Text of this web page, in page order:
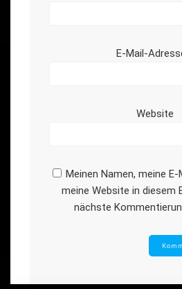
E-Mail-
Website
Meinen Namen, meine
meine Website in diesem
nächste